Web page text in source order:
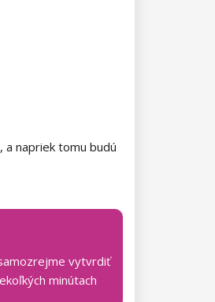
a napriek tomu budú
vytvrdiť
minútach